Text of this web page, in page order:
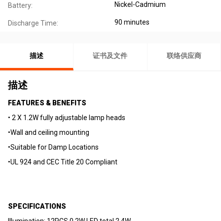
Battery: Nickel-Cadmium
Discharge Time: 90 minutes
描述 证书及文件 联络供应商
描述
FEATURES & BENEFITS
• 2 X 1.2W fully adjustable lamp heads
•Wall and ceiling mounting
•Suitable for Damp Locations
•UL 924 and CEC Title 20 Compliant
SPECIFICATIONS